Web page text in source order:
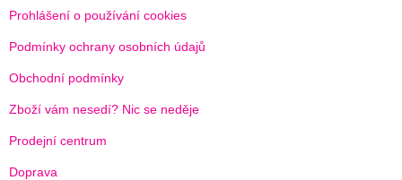
Prohlášení o používání cookies
Podmínky ochrany osobních údajů
Obchodní podmínky
Zboží vám nesedí? Nic se neděje
Prodejní centrum
Doprava